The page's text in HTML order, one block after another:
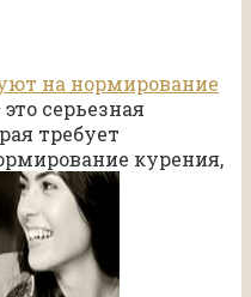
на нормирование
серьезная
требует
курения,